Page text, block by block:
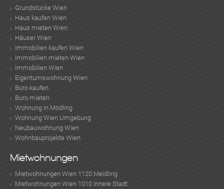
Grundstücke Wien
Haus kaufen Wien
Haus mieten Wien
Häuser Wien
Immobilien kaufen Wien
Immobilien mieten Wien
Immobilien Wien
Eigentumswohnung Wien
Büro kaufen
Büro mieten
Wohnung in Mödling
Wohnung Wien Umgebung
Neubauwohnung Wien
Wohnbauprojekte Wien
Mietwohnungen
Mietwohnungen Wien 1120 Meidling
Mietwohnungen Wien 1010 Innere Stadt